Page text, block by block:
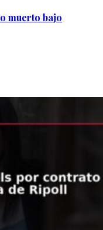
muerto bajo